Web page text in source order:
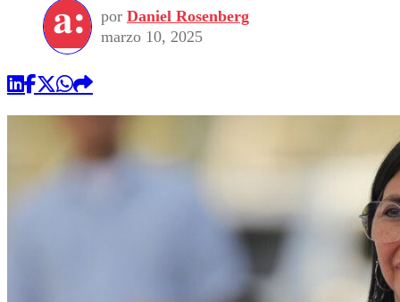
Seleccion Chilena
Torneo Internacional
Universidad de Chile
Economía
Internacional
Sustentabilidad
Publicaciones en medios
Opinión
por Daniel Rosenberg
marzo 10, 2025